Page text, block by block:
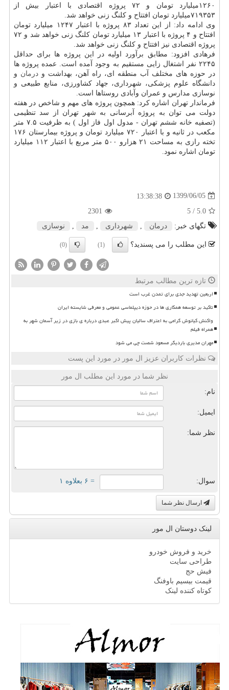
۱۲۶۰میلیارد تومان و ۷۲ پروژه اقتصادی با اعتبار بیش از
۷۱۹۳۵۳میلیارد تومان افتتاح و کلنگ زنی خواهد شد.
وی ادامه داد: از این تعداد ۸۳ پروژه با اعتبار ۱۲۴۷ میلیارد تومان
افتتاح و ۴ پروژه با اعتبار ۱۳ میلیارد تومان کلنگ زنی خواهد شد و ۷۲
پروژه اقتصادی نیز افتتاح و کلنگ زنی خواهد شد.
فرهادی افزود: مطابق برآورد اولیه در این پروژه ها برای حداقل
۲۲۴۵ نفر اشتغال زایی مستقیم به وجود آمده است. عمده پروژه ها
در حوزه های مختلف آب منطقه ای، راه آهن، بهداشت و درمان و
دانشگاه علوم پزشکی، شهرداری، جهاد کشاورزی، منابع طبیعی و
نوسازی مدارس و عمران وآبادی روستاها است.
فرماندار تهران اشاره کرد: همچون پروژه های مهم و شاخص در هفته
دولت می توان به پروژه آبرسانی به شهر تهران از سد تنظیمی
(تصفیه خانه ششم تهران - مدول اول فاز اول ) به ظرفیت ۷.۵ متر
مکعب در ثانیه و با اعتبار ۷۲۰ میلیارد تومان و پروژه بیمارستان ۱۷۶
تخته رازی به مساحت ۲۱ هزارو ۵۰۰ متر مربع با اعتبار ۱۱۲ میلیارد
تومان اشاره نمود.
1399/06/05
13:38:38
5.0
/ 5
2301
تگهای خبر:
درمان شهرداری مد نوسازی
این مطلب را می پسندید؟ (1)
(0)
تازه ترین مطالب مرتبط
اربعین تهدید جدی برای تمدن غرب است
تاکید بر توسعه همکاری ها در حوزه دیپلماسی عمومی و معرفی شایسته ایران
واکنش کیانوش گرامی به اعتراف سالیان پیش اکبر عبدی درباره ی بازی در زیر آسمان شهر به
همراه فیلم
مهران مدیری باردیگر مسعود شصت چی می شود
نظرات کاربران عزیز ال مور در مورد این پست
نظر شما در مورد این مطلب ال مور
نام:
ایمیل:
نظر شما:
سوال: = ۶ بعلاوه ۱
ارسال نظر شما
لینک دوستان ال مور
خرید و فروش خودرو
طراحی سایت
فیش حج
قیمت بیسیم باوفنگ
کوتاه کننده لینک